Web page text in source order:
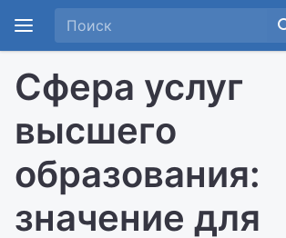
Сфера услуг
высшего
образования:
значение для